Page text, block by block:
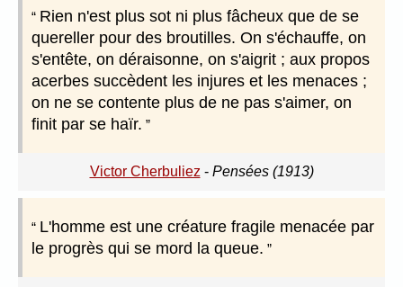
Rien n'est plus sot ni plus fâcheux que de se
quereller pour des broutilles. On s'échauffe, on
s'entête, on déraisonne, on s'aigrit ; aux propos
acerbes succèdent les injures et les menaces ;
on ne se contente plus de ne pas s'aimer, on
finit par se haïr.
Victor Cherbuliez - Pensées (1913)
L'homme est une créature fragile menacée par
le progrès qui se mord la queue.